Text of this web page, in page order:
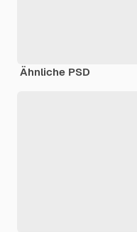
Ähnliche PSD